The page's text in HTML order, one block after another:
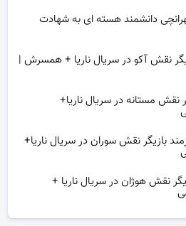
دانشمند هسته ای به شهادت
نقش آکو در سریال ناریا + همسرش |
نقش مستانه در سریال ناریا+
بازیگر نقش سوران در سریال ناریا+
نقش هوژان در سریال ناریا +